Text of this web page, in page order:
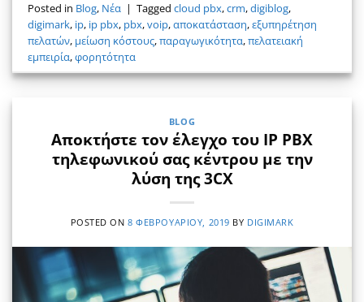
Posted in Blog, Νέα | Taggedcloud pbx,crm,digiblog,
digimark, ip, ip pbx, pbx,voip,αποκατάσταση,εξυπηρέτηση
πελατών, μείωση κόστους,παραγωγικότητα,πελατειακή
εμπειρία,φορητότητα
BLOG
Αποκτήστε τον έλεγχο του IP PBX
τηλεφωνικού σας κέντρου με την
λύση της 3CX
POSTED ON8 ΦΕΒΡΟΥΑΡΊΟΥ, 2019 BY DIGIMARK